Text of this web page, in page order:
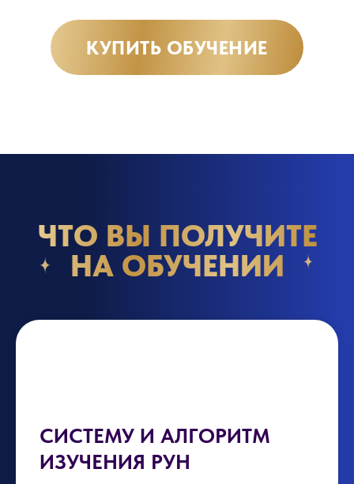
КУПИТЬ ОБУЧЕНИЕ
ЧТО ВЫ ПОЛУЧИТЕ
НА ОБУЧЕНИИ
СИСТЕМУ И АЛГОРИТМ
ИЗУЧЕНИЯ РУН